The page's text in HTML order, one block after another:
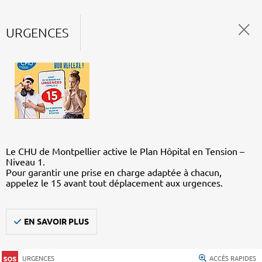
URGENCES
Le CHU de Montpellier active le Plan Hôpital en Tension –
Niveau 1.
Pour garantir une prise en charge adaptée à chacun,
appelez le 15 avant tout déplacement aux urgences.
EN SAVOIR PLUS
URGENCES ACCÈS RAPIDES